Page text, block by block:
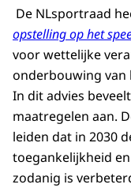
De NLsportraad
opstelling op het
voor wettelijke
onderbouwing
In dit advies
maatregelen aan.
leiden dat in 2030
toegankelijkheid
zodanig is